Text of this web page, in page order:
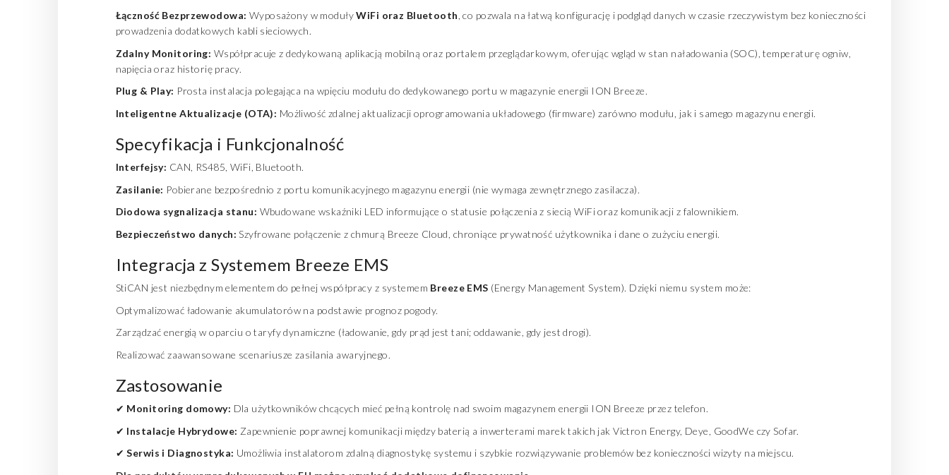
Łączność Bezprzewodowa: Wyposażony w modułyWiFi oraz Bluetooth , co pozwala na łatwą konfigurację i podgląd danych w czasie rzeczywistym bez konieczności
prowadzenia dodatkowych kabli sieciowych.
Zdalny Monitoring: Współpracuje z dedykowaną aplikacją mobilną oraz portalem przeglądarkowym, oferując wgląd w stan naładowania (SOC), temperaturę ogniw,
napięcia oraz historię pracy.
Plug & Play: Prosta instalacja polegająca na wpięciu modułu do dedykowanego portu w magazynie energii ION Breeze.
Inteligentne Aktualizacje (OTA): Możliwość zdalnej aktualizacji oprogramowania układowego (firmware) zarówno modułu, jak i samego magazynu energii.
Specyfikacja i Funkcjonalność
Interfejsy: CAN, RS485, WiFi, Bluetooth.
Zasilanie: Pobierane bezpośrednio z portu komunikacyjnego magazynu energii (nie wymaga zewnętrznego zasilacza).
Diodowa sygnalizacja stanu: Wbudowane wskaźniki LED informujące o statusie połączenia z siecią WiFi oraz komunikacji z falownikiem.
Bezpieczeństwo danych: Szyfrowane połączenie z chmurą Breeze Cloud, chroniące prywatność użytkownika i dane o zużyciu energii.
Integracja z Systemem Breeze EMS
StiCAN jest niezbędnym elementem do pełnej współpracy z systemem Breeze EMS (Energy Management System). Dzięki niemu system może:
Optymalizować ładowanie akumulatorów na podstawie prognoz pogody.
Zarządzać energią w oparciu o taryfy dynamiczne (ładowanie, gdy prąd jest tani; oddawanie, gdy jest drogi).
Realizować zaawansowane scenariusze zasilania awaryjnego.
Zastosowanie
✔ Monitoring domowy: Dla użytkowników chcących mieć pełną kontrolę nad swoim magazynem energii ION Breeze przez telefon.
✔ Instalacje Hybrydowe: Zapewnienie poprawnej komunikacji między baterią a inwerterami marek takich jak Victron Energy, Deye, GoodWe czy Sofar.
✔Serwis i Diagnostyka: Umożliwia instalatorom zdalną diagnostykę systemu i szybkie rozwiązywanie problemów bez konieczności wizyty na miejscu.